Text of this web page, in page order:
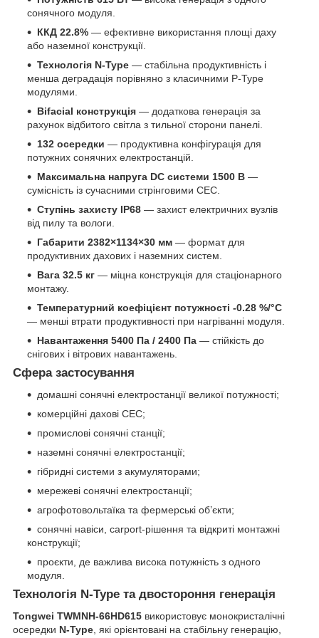
сонячного модуля.
ККД 22.8% — ефективне використання площі даху
або наземної конструкції.
Технологія N-Type — стабільна продуктивність і
менша деградація порівняно з класичними P-Type
модулями.
Bifacial конструкція — додаткова генерація за
рахунок відбитого світла з тильної сторони панелі.
132 осередки — продуктивна конфігурація для
потужних сонячних електростанцій.
Максимальна напруга DC системи 1500 В —
сумісність із сучасними стрінговими СЕС.
Ступінь захисту IP68 — захист електричних вузлів
від пилу та вологи.
Габарити 2382×1134×30 мм — формат для
продуктивних дахових і наземних систем.
Вага 32.5 кг — міцна конструкція для стаціонарного
монтажу.
Температурний коефіцієнт потужності -0.28 %/°C
— менші втрати продуктивності при нагріванні модуля.
Навантаження 5400 Па / 2400 Па — стійкість до
снігових і вітрових навантажень.
Сфера застосування
домашні сонячні електростанції великої потужності;
комерційні дахові СЕС;
промислові сонячні станції;
наземні сонячні електростанції;
гібридні системи з акумуляторами;
мережеві сонячні електростанції;
агрофотовольтаїка та фермерські об’єкти;
сонячні навіси, carport-рішення та відкриті монтажні
конструкції;
проєкти, де важлива висока потужність з одного
модуля.
Технологія N-Type та двостороння генерація
Tongwei TWMNH-66HD615 використовує монокристалічні
осередки N-Type , які орієнтовані на стабільну генерацію,